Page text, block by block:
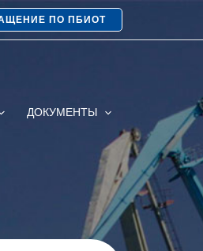
ПО ПБИОТ
ДОКУМЕНТЫ